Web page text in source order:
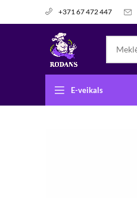
+371 67 472 447
E-veikals